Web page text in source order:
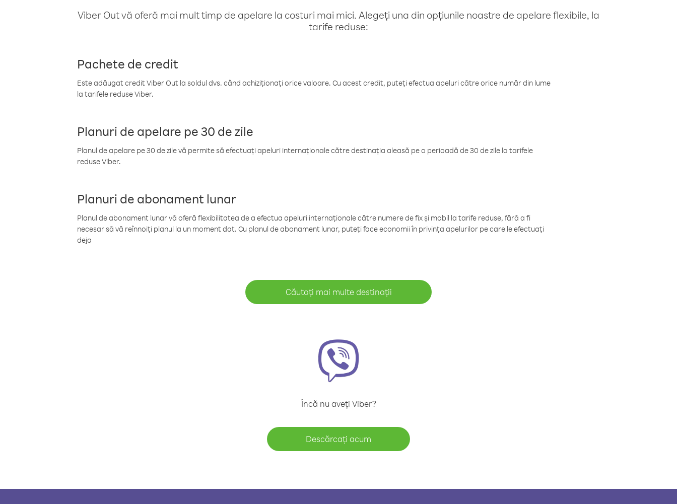
Viber Out vă oferă mai mult timp de apelare la costuri mai mici. Alegeți una din opțiunile noastre de apelare flexibile, la
tarife reduse:
Pachete de credit
Este adăugat credit Viber Out la soldul dvs. când achiziționați orice valoare. Cu acest credit, puteți efectua apeluri către orice număr din lume
la tarifele reduse Viber.
Planuri de apelare pe 30 de zile
Planul de apelare pe 30 de zile vă permite să efectuați apeluri internaționale către destinația aleasă pe o perioadă de 30 de zile la tarifele
reduse Viber.
Planuri de abonament lunar
Planul de abonament lunar vă oferă flexibilitatea de a efectua apeluri internaționale către numere de fix și mobil la tarife reduse, fără a fi
necesar să vă reînnoiți planul la un moment dat. Cu planul de abonament lunar, puteți face economii în privința apelurilor pe care le efectuați
deja
Căutați mai multe destinații
Încă nu aveți Viber?
Descărcați acum